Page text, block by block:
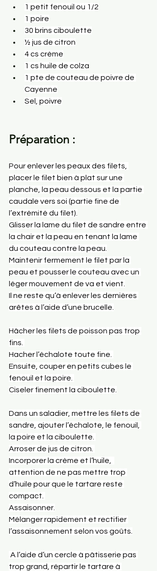
1 petit fenouil ou 1/2
1 poire
30 brins ciboulette
½ jus de citron
4 cs crème
1 cs huile de colza
1 pte de couteau de poivre de
Cayenne
Sel, poivre
Préparation :
Pour enlever les peaux des filets,
placer le filet bien à plat sur une
planche, la peau dessous et la partie
caudale vers soi (partie fine de
l’extrémité du filet).
Glisser la lame du filet de sandre entre
la chair et la peau en tenant la lame
du couteau contre la peau.
Maintenir fermement le filet par la
peau et pousser le couteau avec un
léger mouvement de va et vient.
Il ne reste qu’à enlever les dernières
arêtes à l’aide d’une brucelle.
Hâcher les filets de poisson pas trop
fins.
Hacher l’échalote toute fine.
Ensuite, couper en petits cubes le
fenouil et la poire.
Ciseler finement la ciboulette.
Dans un saladier, mettre les filets de
sandre, ajouter l’échalote, le fenouil,
la poire et la ciboulette.
Arroser de jus de citron.
Incorporer la crème et l’huile,
attention de ne pas mettre trop
d’huile pour que le tartare reste
compact.
Assaisonner.
Mélanger rapidement et rectifier
l’assaisonnement selon vos goûts.
trop grand, répartir le tartare à